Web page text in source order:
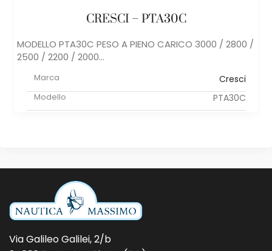
CRESCI – PTA30C
MODELLO PTA30C PESO A PIENO CARICO 3000 / 2800 /
2500 / 2200 / 2000...
Marca Cresci
Modello PTA30C
Via Galileo Galilei, 2/b